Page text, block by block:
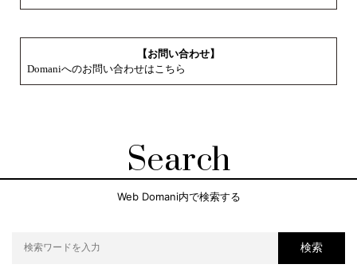
【お問い合わせ】
Domaniへのお問い合わせはこちら
Search
Web Domani内で検索する
検索